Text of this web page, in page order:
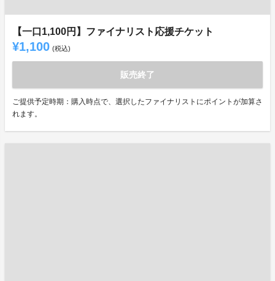
【一口1,100円】ファイナリスト応援チケット
¥1,100 (税込)
販売終了
ご提供予定時期：購入時点で、選択したファイナリストにポイントが加算さ
れます。